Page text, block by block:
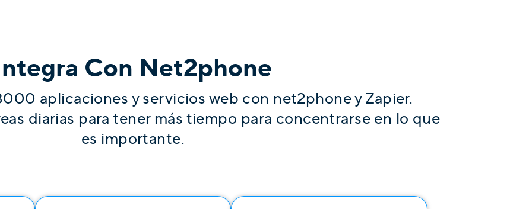
Con Net2phone
aplicaciones y servicios web con net2phone y Zapier.
diarias para tener más tiempo para concentrarse en lo que
es importante.